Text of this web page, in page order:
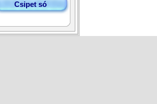
Csipet só